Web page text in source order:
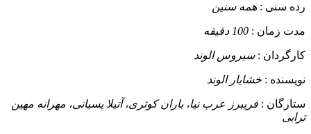
رده سنی : همه سنین
مدت زمان : 100 دقیقه
کارگردان :سیروس الوند
نویسنده : خشایار الوند
ستارگان : فریبرز عرب نیا، باران کوثری، آتیلا پسیانی، مهرانه مهین
ترابی